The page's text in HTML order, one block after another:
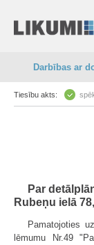
Darbības ar
Tiesību akts:
Par
Rubeņu ielā
Pamatojoties
lēmumu Nr.49